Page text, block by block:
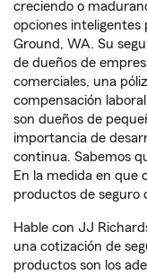
creciendo o
opciones inteligentes
Ground, WA. Su
de dueños de
comerciales, una
compensación
son dueños de
importancia de
continua. Sabemos
En la medida en que
productos de seguro
Hable con JJ
una cotización de
productos son los